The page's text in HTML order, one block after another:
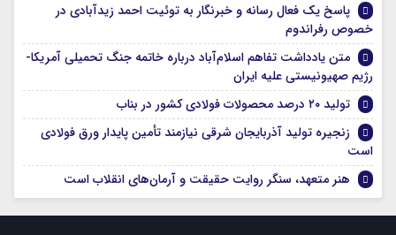
پاسخ یک فعال رسانه و خبرنگار به توئیت احمد زیدآبادی در
خصوص رفراندوم
متن یادداشت تفاهم اسلام‌آباد درباره خاتمه جنگ تحمیلی آمریکا-
رژیم صهیونیستی علیه ایران
تولید ۲۰ درصد محصولات فولادی کشور در بناب
زنجیره تولید آذربایجان شرقی نیازمند تأمین پایدار ورق فولادی
است
هنر متعهد، سنگر روایت حقیقت و آرمان‌های انقلاب است